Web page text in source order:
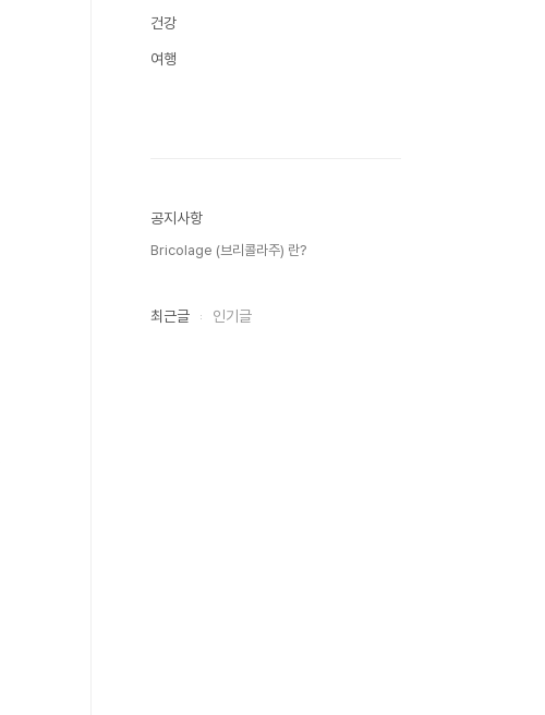
건강
여행
공지사항
Bricolage (브리콜라주) 란?
최근글 인기글